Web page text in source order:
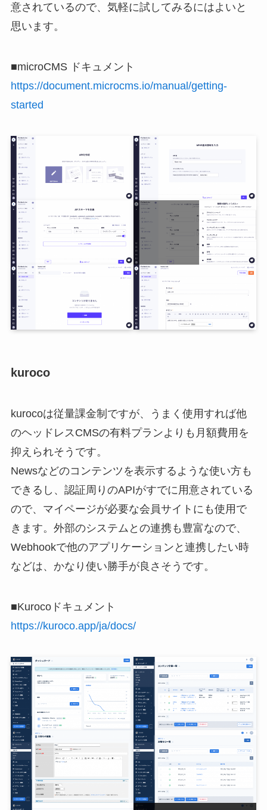
意されているので、気軽に試してみるにはよいと
思います。
■microCMS ドキュメント
https://document.microcms.io/manual/getting-
started
kuroco
kurocoは従量課金制ですが、うまく使用すれば他
のヘッドレスCMSの有料プランよりも月額費用を
抑えられそうです。
Newsなどのコンテンツを表示するような使い方も
できるし、認証周りのAPIがすでに用意されている
ので、マイページが必要な会員サイトにも使用で
きます。外部のシステムとの連携も豊富なので、
Webhookで他のアプリケーションと連携したい時
などは、かなり使い勝手が良さそうです。
■Kurocoドキュメント
https://kuroco.app/ja/docs/